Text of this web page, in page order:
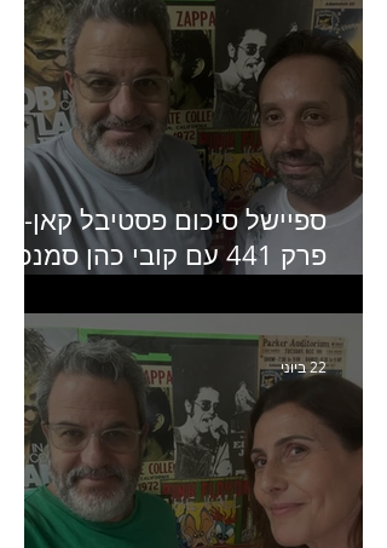
ספיישל סיכום פסטיבל קאן-
פרק 441 עם קובי כהן
22 ביוני